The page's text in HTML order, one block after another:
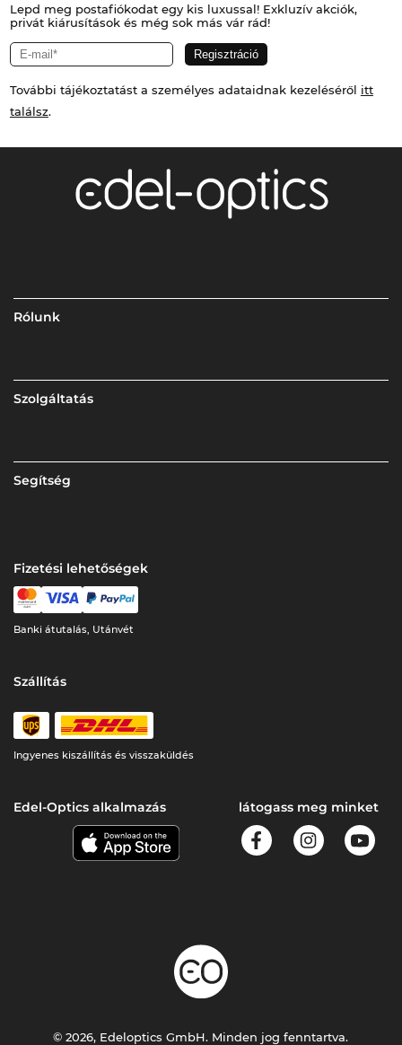
Lepd meg postafiókodat egy kis luxussal! Exkluzív akciók,
privát kiárusítások és még sok más vár rád!
További tájékoztatást a személyes adataidnak kezeléséről itt
találsz.
Rólunk
Szolgáltatás
Segítség
Fizetési lehetőségek
Banki átutalás, Utánvét
Szállítás
Ingyenes kiszállítás és visszaküldés
Edel-Optics alkalmazás látogass meg minket
© 2026, Edeloptics GmbH. Minden jog fenntartva.